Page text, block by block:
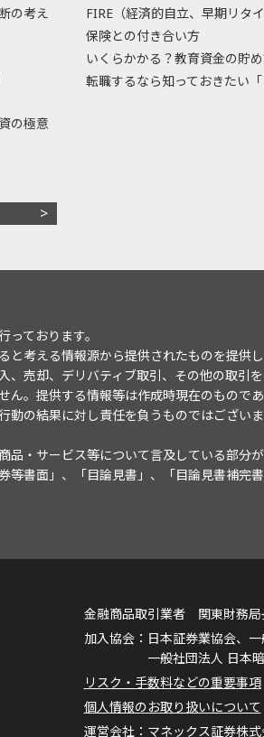
の考え
の極意
FIRE（経済的自立、早期リタイ
保険との付き合い方
いくらかかる？教育資金の貯
転職するなら知っておきたい「
ております。
と考える情報源から提供されたものを提
、売却、デリバティブ取引、その他の取引
ん。提供する情報等は作成時現在のもので
動の結果に対し責任を負うものではござ
品・サービス等について言及している部分
等書面」、「目論見書」、「目論見書補完
金融商品取引業者 関東財務局
日本証券業協会、
一般社団法人 日本
リスク・手数料などの重要事項
個人情報のお取り扱いについて
マネックス証券株式